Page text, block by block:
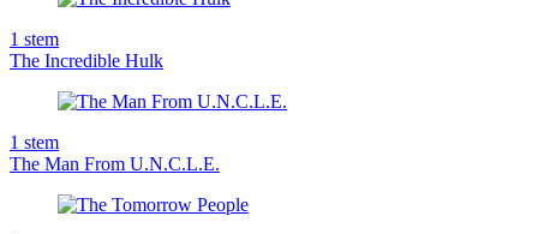
1 stem
The Incredible Hulk
1 stem
The Man From U.N.C.L.E.